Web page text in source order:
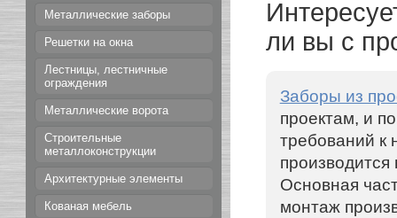
Металлические заборы
Решетки на окна
Лестницы, лестничные
ограждения
Металлические ворота
Строительные
металлоконструкции
Архитектурные элементы
Кованая мебель
ли вы с
Заборы из
проектам, и
требований к
Основная
монтаж